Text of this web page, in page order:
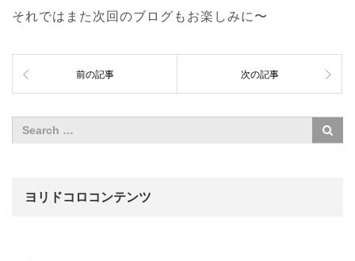
それではまた次回のブログもお楽しみに〜
前の記事 次の記事
ヨリドコロコンテンツ